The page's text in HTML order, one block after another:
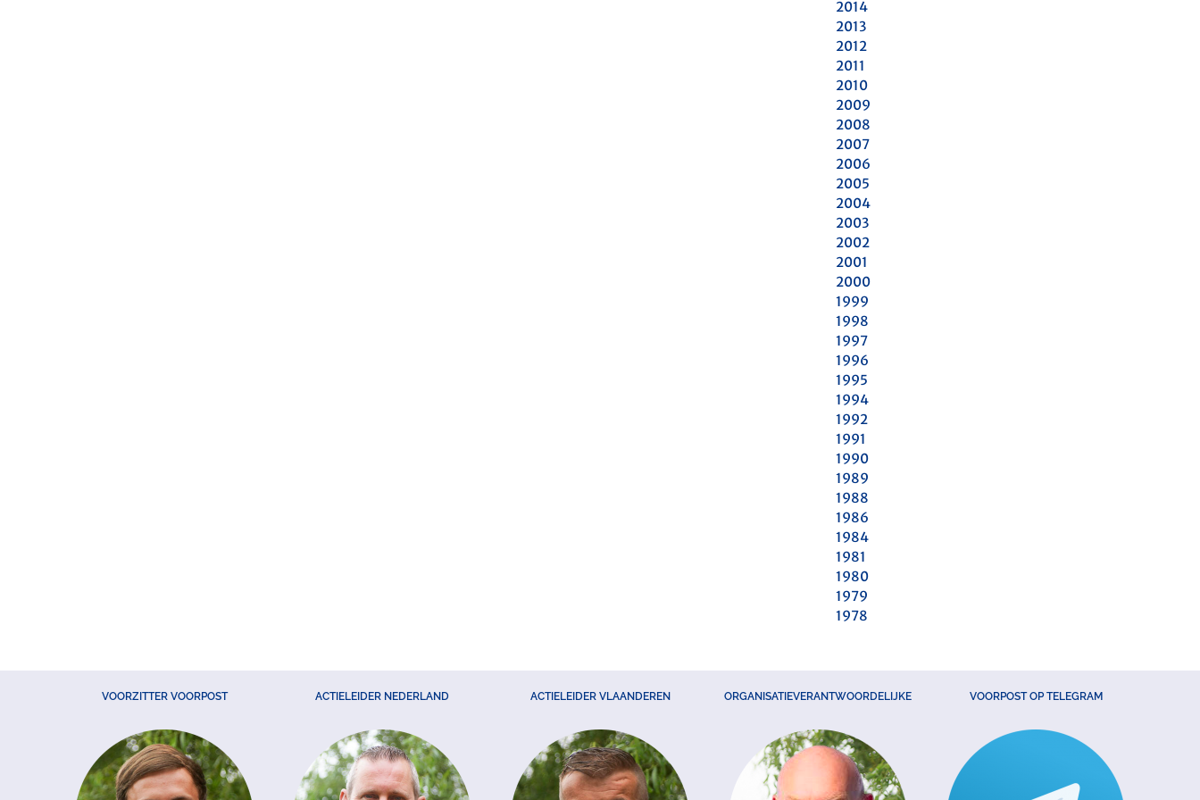
2014
2013
2012
2011
2010
2009
2008
2007
2006
2005
2004
2003
2002
2001
2000
1999
1998
1997
1996
1995
1994
1992
1991
1990
1989
1988
1986
1984
1981
1980
1979
1978
VOORZITTER VOORPOST ACTIELEIDER NEDERLAND ACTIELEIDER VLAANDEREN ORGANISATIEVERANTWOORDELIJKE VOORPOST OP TELEGRAM